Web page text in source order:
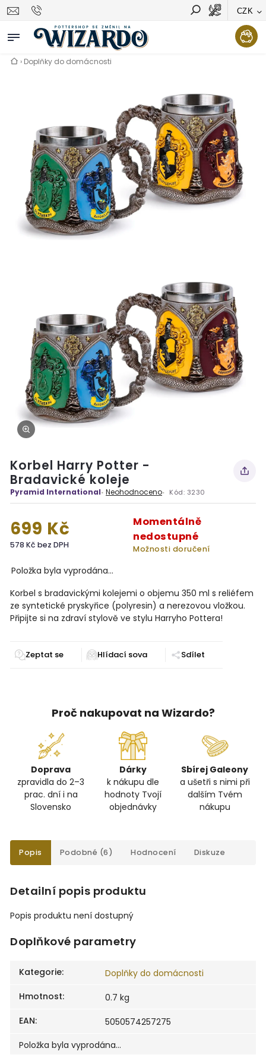
CZK
Vyhledávání Hledat
› Doplňky do domácnosti
Korbel Harry Potter -
Bradavické koleje
Pyramid International Neohodnoceno Kód: 3230
699 Kč
578 Kč bez DPH
Momentálně
nedostupné
Možnosti doručení
Položka byla vyprodána…
Korbel s bradavickými kolejemi o objemu 350 ml s reliéfem
ze syntetické pryskyřice (polyresin) a nerezovou vložkou.
Připijte si na zdraví stylově ve stylu Harryho Pottera!
Zeptat se Sdílet
Proč nakupovat na Wizardo?
Doprava
zpravidla do 2–3
prac. dní i na
Slovensko
Dárky
k nákupu dle
hodnoty Tvojí
objednávky
Sbírej Galeony
a ušetři s nimi při
dalším Tvém
nákupu
Popis Podobné (6) Hodnocení Diskuze
Detailní popis produktu
Popis produktu není dostupný
Doplňkové parametry
Kategorie:
Doplňky do domácnosti
Hmotnost:
0.7 kg
EAN:
5050574257275
Položka byla vyprodána…